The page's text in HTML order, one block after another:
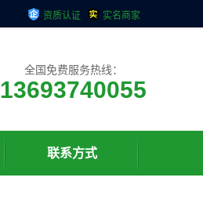
资质认证 实名商家
全国免费服务热线：
13693740055
联系方式